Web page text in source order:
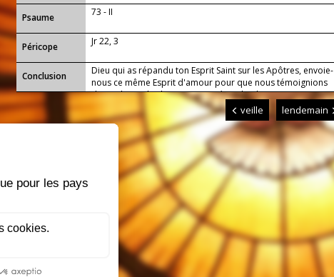
Psaume 73 - II
Péricope Jr 22, 3
Conclusion
Dieu qui as répandu ton Esprit Saint sur les Apôtres, envoie-
nous ce même Esprit d'amour pour que nous témoignions
de toi devant les hommes. Par Jésus, le Christ, notre
veille lendemain